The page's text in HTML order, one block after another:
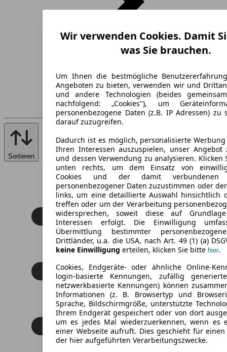
Sortieren
Wir verwenden Cookies. Damit
was Sie brauchen.
Um Ihnen die bestmögliche
Angeboten zu bieten, verwenden wir und
und andere Technologien (beides
nachfolgend: „Cookies"), um
personenbezogene Daten (z.B. IP Adressen) zu
darauf zuzugreifen.
Dadurch ist es möglich, personalisierte
Ihren Interessen auszuspielen, unser Angebot
und dessen Verwendung zu analysieren. Klicken
unten rechts, um dem Einsatz von
Cookies und der damit verbundenen
personenbezogener Daten zuzustimmen oder
links, um eine detaillierte Auswahl hinsichtlich
treffen oder um der Verarbeitung
widersprechen, soweit diese auf
Interessen erfolgt. Die Einwilligung
Übermittlung bestimmter
Drittländer, u.a. die USA, nach Art. 49 (1) (a)
keine Einwilligung erteilen, klicken Sie bitte hier.
Cookies, Endgeräte- oder ähnliche Online-
login-basierte Kennungen, zufällig
netzwerkbasierte Kennungen) können
Informationen (z. B. Browsertyp und
Sprache, Bildschirmgröße, unterstützte
Ihrem Endgerät gespeichert oder von dort
um es jedes Mal wiederzuerkennen, wenn es
einer Webseite aufruft. Dies geschieht für
der hier aufgeführten Verarbeitungszwecke.